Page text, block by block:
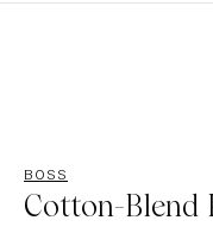
BOSS
Cotton-Blend